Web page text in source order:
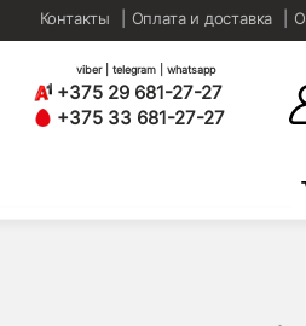
Контакты Оплата и доставка
viber | telegram | whatsapp
+375 29 681-27-27
+375 33 681-27-27